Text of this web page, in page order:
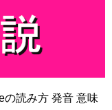
読み方 発音 意味